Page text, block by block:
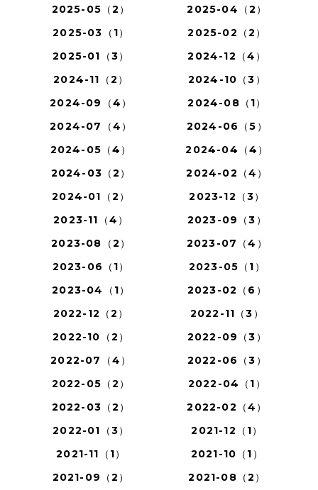
2025-05（2）
2025-04（2）
2025-03（1）
2025-02（2）
2025-01（3）
2024-12（4）
2024-11（2）
2024-10（3）
2024-09（4）
2024-08（1）
2024-07（4）
2024-06（5）
2024-05（4）
2024-04（4）
2024-03（2）
2024-02（4）
2024-01（2）
2023-12（3）
2023-11（4）
2023-09（3）
2023-08（2）
2023-07（4）
2023-06（1）
2023-05（1）
2023-04（1）
2023-02（6）
2022-12（2）
2022-11（3）
2022-10（2）
2022-09（3）
2022-07（4）
2022-06（3）
2022-05（2）
2022-04（1）
2022-03（2）
2022-02（4）
2022-01（3）
2021-12（1）
2021-11（1）
2021-10（1）
2021-09（2）
2021-08（2）